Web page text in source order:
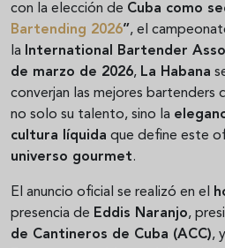
con la elección de Cuba como
Bartending 2026”, el
la International Bartender
de marzo de 2026, La Habana
converjan las mejores bartenders
no solo su talento, sino la
cultura líquida que define este
universo gourmet.
El anuncio oficial se realizó en el
presencia de Eddis Naranjo,
de Cantineros de Cuba (ACC), y